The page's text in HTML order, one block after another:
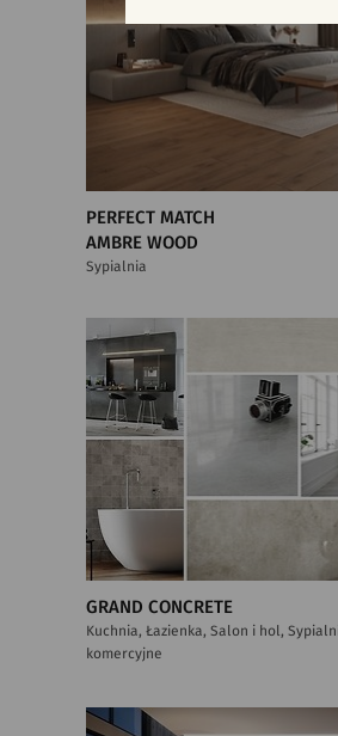
PERFECT MATCH
AMBRE WOOD
Sypialnia
GRAND CONCRETE
Kuchnia, Łazienka, Salon i hol,
komercyjne